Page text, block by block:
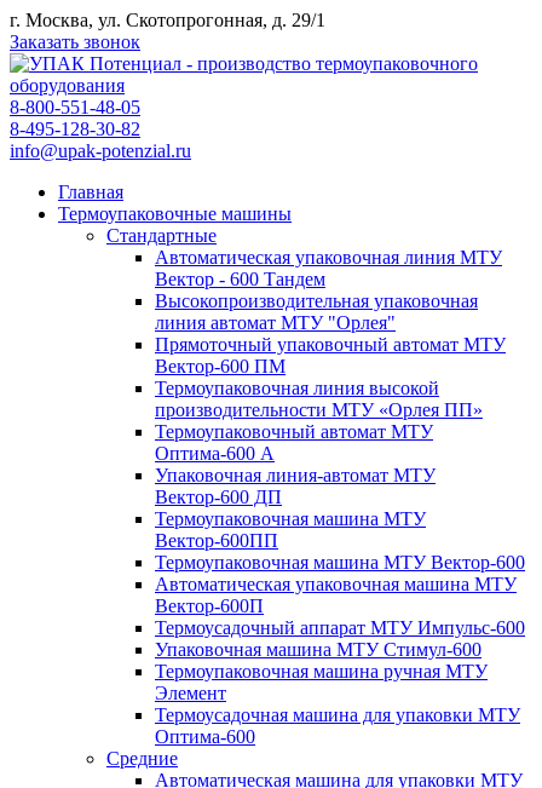
г. Москва, ул. Скотопрогонная, д. 29/1
Заказать звонок
8-800-551-48-05
8-495-128-30-82
info@upak-potenzial.ru
Главная
Термоупаковочные машины
Стандартные
Автоматическая упаковочная линия МТУ
Вектор - 600 Тандем
Высокопроизводительная упаковочная
линия автомат МТУ "Орлея"
Прямоточный упаковочный автомат МТУ
Вектор-600 ПМ
Термоупаковочная линия высокой
производительности МТУ «Орлея ПП»
Термоупаковочный автомат МТУ
Оптима-600 А
Упаковочная линия-автомат МТУ
Вектор-600 ДП
Термоупаковочная машина МТУ
Вектор-600ПП
Термоупаковочная машина МТУ Вектор-600
Автоматическая упаковочная машина МТУ
Вектор-600П
Термоусадочный аппарат МТУ Импульс-600
Упаковочная машина МТУ Стимул-600
Термоупаковочная машина ручная МТУ
Элемент
Термоусадочная машина для упаковки МТУ
Оптима-600
Средние
Автоматическая машина для упаковки МТУ